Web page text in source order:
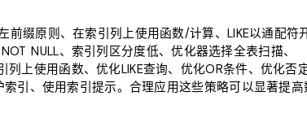
缀原则、在索引列上使用函数/计算、LIKE以通配符
NULL、索引列区分度低、优化器选择全表扫描、
上使用函数、优化LIKE查询、优化OR条件、优化否
引、使用索引提示。合理应用这些策略可以显著提高